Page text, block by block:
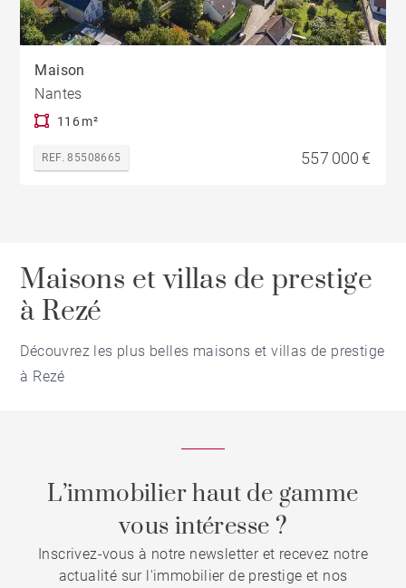
Maison
Nantes
116 m²
REF. 85508665 557 000 €
Maisons et villas de prestige
à Rezé
Découvrez les plus belles maisons et villas de prestige
à Rezé
L’immobilier haut de gamme
vous intéresse ?
Inscrivez-vous à notre newsletter et recevez notre
actualité sur l'immobilier de prestige et nos